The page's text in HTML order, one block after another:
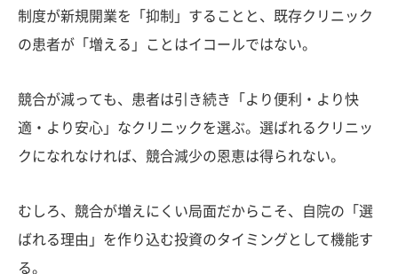
制度が新規開業を「抑制」することと、既存クリニック
の患者が「増える」ことはイコールではない。
競合が減っても、患者は引き続き「より便利・より快
適・より安心」なクリニックを選ぶ。選ばれるクリニッ
クになれなければ、競合減少の恩恵は得られない。
むしろ、競合が増えにくい局面だからこそ、自院の「選
ばれる理由」を作り込む投資のタイミングとして機能す
る。